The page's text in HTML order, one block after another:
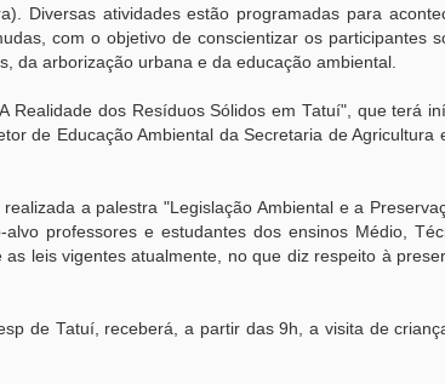
Diversas atividades estão programadas para
com o objetivo de conscientizar os participantes
da arborização urbana e da educação ambiental.
Realidade dos Resíduos Sólidos em Tatuí", que terá
de Educação Ambiental da Secretaria de Agricultura
a palestra "Legislação Ambiental e a
professores e estudantes dos ensinos Médio,
leis vigentes atualmente, no que diz respeito à
de Tatuí, receberá, a partir das 9h, a visita de